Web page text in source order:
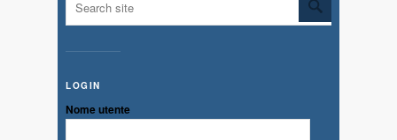
LOGIN
Nome utente